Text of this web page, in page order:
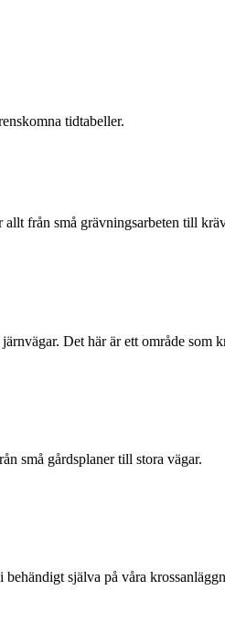
tidtabeller.
från små grävningsarbeten till
Det här är ett område som
små gårdsplaner till stora vägar.
själva på våra